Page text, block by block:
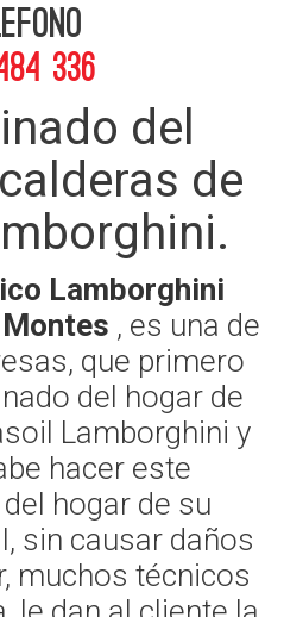
336
del
de
Lamborghini
, es una de
que primero
del hogar de
Lamborghini y
hacer este
hogar de su
sin causar daños
muchos técnicos